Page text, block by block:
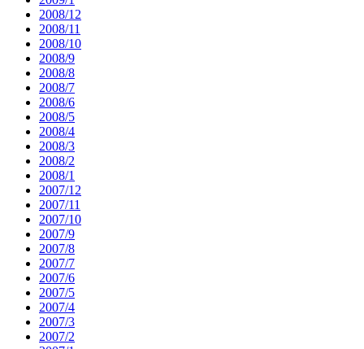
2008/12
2008/11
2008/10
2008/9
2008/8
2008/7
2008/6
2008/5
2008/4
2008/3
2008/2
2008/1
2007/12
2007/11
2007/10
2007/9
2007/8
2007/7
2007/6
2007/5
2007/4
2007/3
2007/2